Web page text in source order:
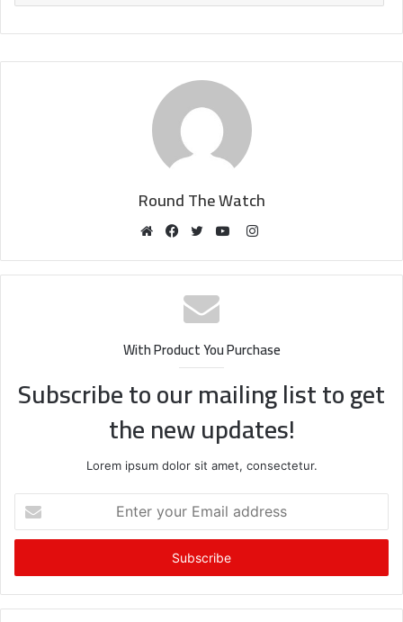
Round The Watch
Instagram
With Product You Purchase
Subscribe to our mailing list to get
the new updates!
Lorem ipsum dolor sit amet, consectetur.
your
Email